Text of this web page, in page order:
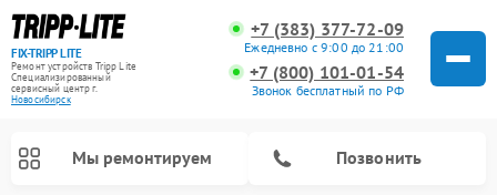
FIX-TRIPP LITE
Ремонт устройств Tripp Lite
Специализированный
cервисный центр г.
Новосибирск
+7 (383) 377-72-09
Ежедневно с 9:00 до 21:00
+7 (800) 101-01-54
Звонок бесплатный по РФ
Мы ремонтируем Позвонить